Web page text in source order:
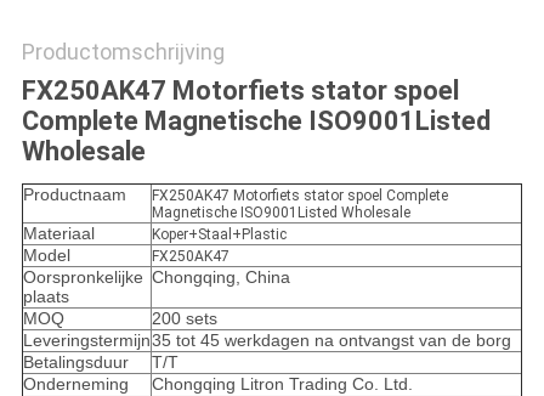
Productomschrijving
FX250AK47 Motorfiets stator spoel
Complete Magnetische ISO9001Listed
Wholesale
Productnaam
FX250AK47 Motorfiets stator spoel Complete
Magnetische ISO9001Listed Wholesale
Materiaal Koper+Staal+Plastic
Model FX250AK47
Oorspronkelijke
plaats
Chongqing, China
MOQ
200 sets
Leveringstermijn35 tot 45 werkdagen na ontvangst van de borg
Betalingsduur
T/T
Onderneming
Chongqing Litron Trading Co. Ltd.